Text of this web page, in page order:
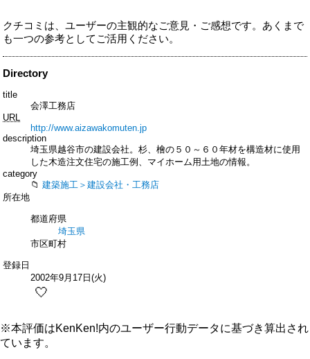
クチコミは、ユーザーの主観的なご意見・ご感想です。あくまで
も一つの参考としてご活用ください。
Directory
title
会澤工務店
URL
http://www.aizawakomuten.jp
description
埼玉県越谷市の建設会社。杉、檜の５０～６０年材を構造材に使用
した木造注文住宅の施工例、マイホーム用土地の情報。
category
建築施工＞建設会社・工務店
所在地
都道府県
埼玉県
市区町村
登録日
2002年9月17日(火)
🤍
※本評価はKenKen!内のユーザー行動データに基づき算出され
ています。